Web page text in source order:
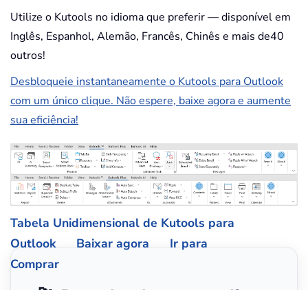
Utilize o Kutools no idioma que preferir — disponível em
Inglês, Espanhol, Alemão, Francês, Chinês e mais de40
outros!
Desbloqueie instantaneamente o Kutools para Outlook
com um único clique. Não espere, baixe agora e aumente
sua eficiência!
Tabela Unidimensional de Kutools para
Outlook
Baixar agora
Ir para
Comprar